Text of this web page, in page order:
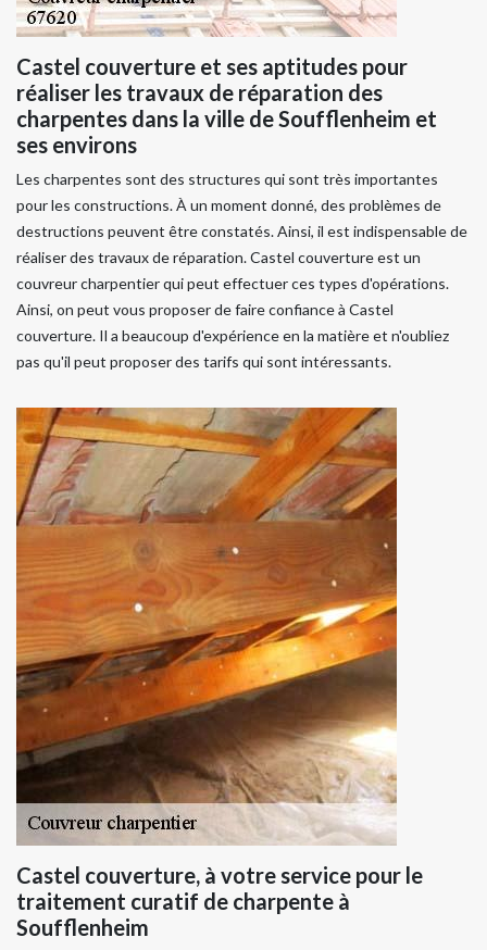
Castel couverture et ses aptitudes pour
réaliser les travaux de réparation des
charpentes dans la ville de Soufflenheim et
ses environs
Les charpentes sont des structures qui sont très importantes
pour les constructions. À un moment donné, des problèmes de
destructions peuvent être constatés. Ainsi, il est indispensable de
réaliser des travaux de réparation. Castel couverture est un
couvreur charpentier qui peut effectuer ces types d'opérations.
Ainsi, on peut vous proposer de faire confiance à Castel
couverture. Il a beaucoup d'expérience en la matière et n'oubliez
pas qu'il peut proposer des tarifs qui sont intéressants.
Castel couverture, à votre service pour le
traitement curatif de charpente à
Soufflenheim